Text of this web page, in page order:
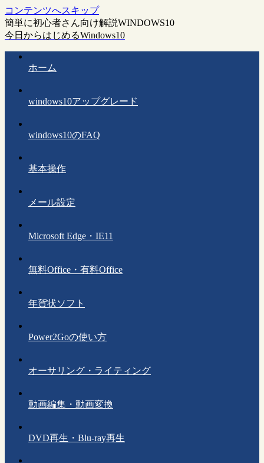
コンテンツへスキップ
簡単に初心者さん向け解説WINDOWS10
今日からはじめるWindows10
ホーム
windows10アップグレード
windows10のFAQ
基本操作
メール設定
Microsoft Edge・IE11
無料Office・有料Office
年賀状ソフト
Power2Goの使い方
オーサリング・ライティング
動画編集・動画変換
DVD再生・Blu-ray再生